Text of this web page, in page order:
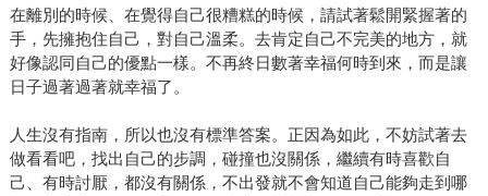
在離別的時候、在覺得自己很糟糕的時候，請試著鬆開緊握著的
手，先擁抱住自己，對自己溫柔。去肯定自己不完美的地方，就
好像認同自己的優點一樣。不再終日數著幸福何時到來，而是讓
日子過著過著就幸福了。
人生沒有指南，所以也沒有標準答案。正因為如此，不妨試著去
做看看吧，找出自己的步調，碰撞也沒關係，繼續有時喜歡自
己、有時討厭，都沒有關係，不出發就不會知道自己能夠走到哪